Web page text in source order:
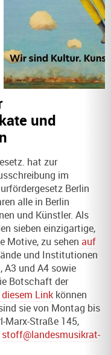
und
hat zur
im
Berlin
alle in Berlin
und Künstler. Als
sieben einzigartige,
Motive, zu sehen auf
und Institutionen
A3 und A4 sowie
Botschaft der
Link können
sie von Montag bis
Marx-Straße 145,
stoff@landesmusikrat-